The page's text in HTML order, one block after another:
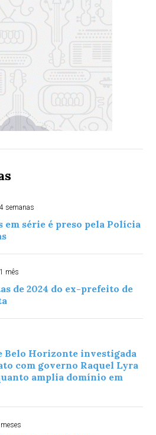
semanas
em série é preso pela Polícia
mês
de 2024 do ex-prefeito de
Belo Horizonte investigada
com governo Raquel Lyra
amplia domínio em